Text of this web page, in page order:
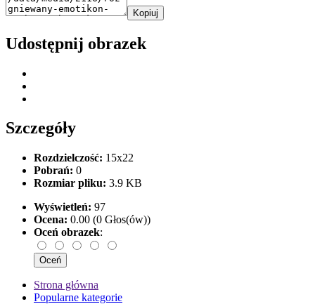
Kopiuj
Udostępnij obrazek
Szczegóły
Rozdzielczość: 15x22
Pobrań: 0
Rozmiar pliku: 3.9 KB
Wyświetleń: 97
Ocena: 0.00 (0 Głos(ów))
Oceń obrazek:
Strona główna
Popularne kategorie